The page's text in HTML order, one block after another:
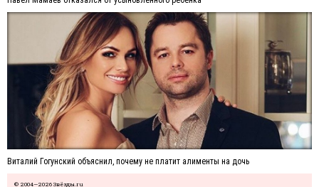
Виталий Гогунский объяснил, почему не платит алименты на дочь
© 2004—2026 Звёзды.ru